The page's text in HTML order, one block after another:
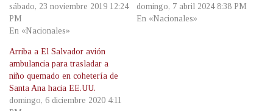
sábado, 23 noviembre 2019 12:24
PM
En «Nacionales»
domingo, 7 abril 2024 8:38 PM
En «Nacionales»
Arriba a El Salvador avión
ambulancia para trasladar a
niño quemado en cohetería de
Santa Ana hacia EE.UU.
domingo, 6 diciembre 2020 4:11